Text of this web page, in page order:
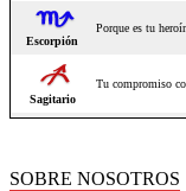
SOBRE NOSOTROS